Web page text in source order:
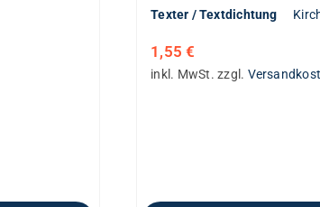
Texter / Textdichtung
1,55€
inkl. MwSt. zzgl.